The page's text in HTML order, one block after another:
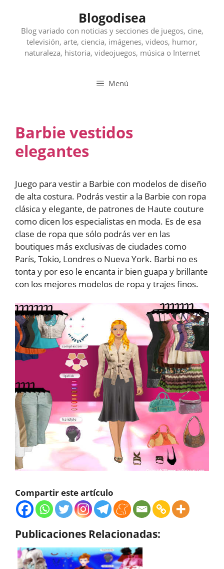
contenido
Blogodisea
Blog variado con noticias y secciones de juegos, cine,
televisión, arte, ciencia, imágenes, videos, humor,
naturaleza, historia, videojuegos, música o Internet
Menú
Barbie vestidos
elegantes
Juego para vestir a Barbie con modelos de diseño
de alta costura. Podrás vestir a la Barbie con ropa
clásica y elegante, de patrones de Haute couture
como dicen los especialistas en moda. Es de esa
clase de ropa que sólo podrás ver en las
boutiques más exclusivas de ciudades como
París, Tokio, Londres o Nueva York. Barbi no es
tonta y por eso le encanta ir bien guapa y brillante
con los mejores modelos de ropa y trajes finos.
Compartir este artículo
Publicaciones Relacionadas: